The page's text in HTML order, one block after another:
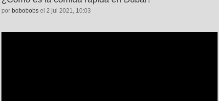
por bobobobs el 2 jul 2021, 10:03